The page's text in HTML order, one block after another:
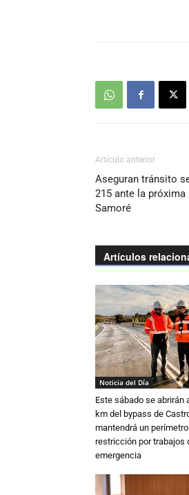
Artículo anterior
Aseguran tránsito
215 ante la próxima
Samoré
Artículos
Noticia del Día
Este sábado se abrirán
km del bypass de
mantendrá un
restricción por trabajos
emergencia